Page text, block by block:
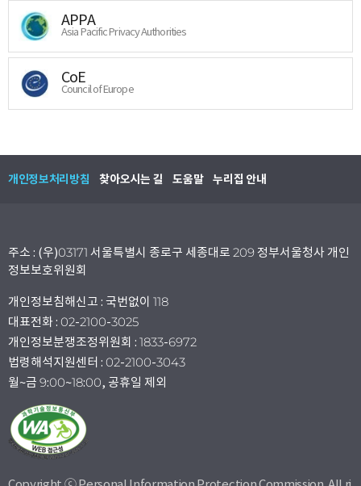
APPA
Asia Pacific Privacy Authorities
CoE
Council of Europe
개인정보처리방침 찾아오시는 길 도움말 누리집 안내
주소 : (우)03171 서울특별시 종로구 세종대로 209 정부서울청사 개인
정보보호위원회
개인정보침해신고 : 국번없이 118
대표전화 : 02-2100-3025
개인정보분쟁조정위원회 : 1833-6972
법령해석지원센터 : 02-2100-3043
월~금 9:00~18:00, 공휴일 제외